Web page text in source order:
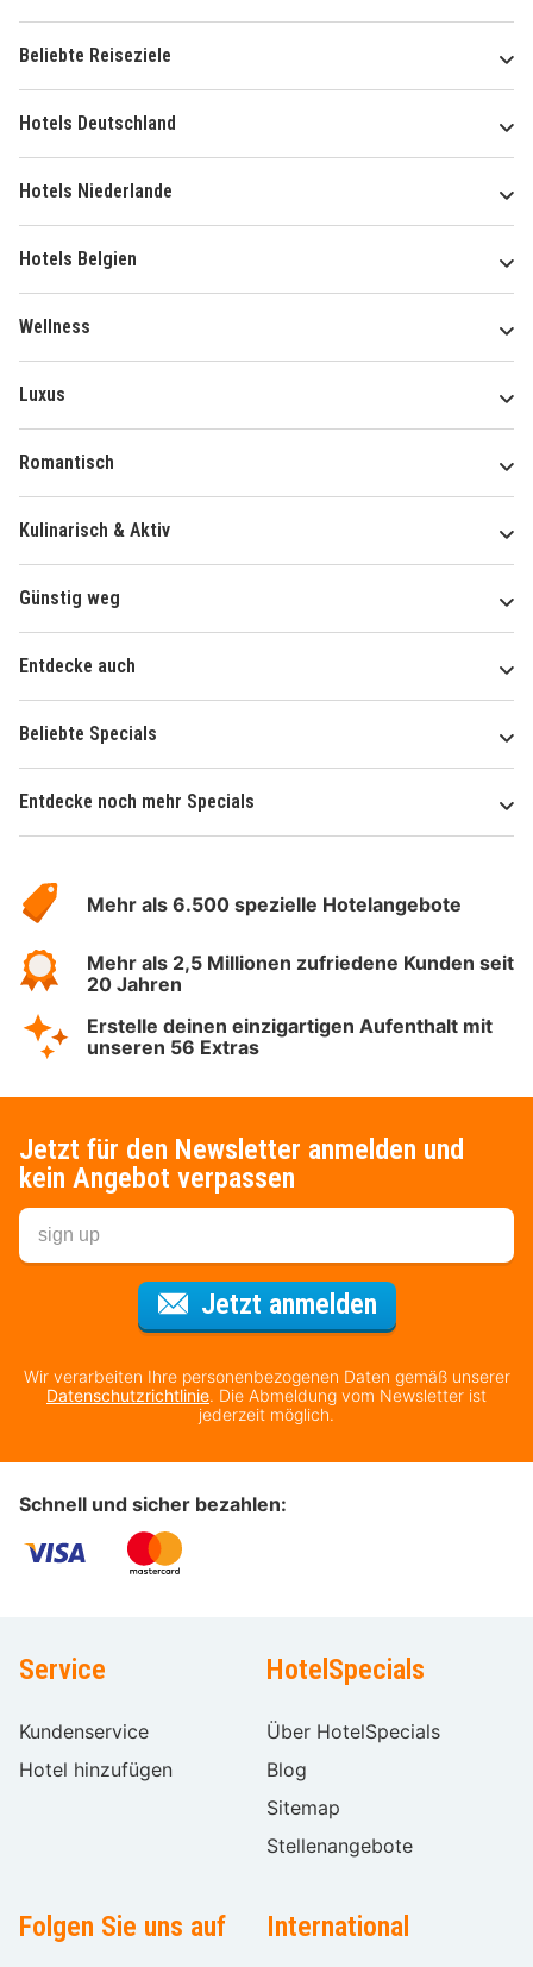
Beliebte Reiseziele
Hotels Deutschland
Hotels Niederlande
Hotels Belgien
Wellness
Luxus
Romantisch
Kulinarisch & Aktiv
Günstig weg
Entdecke auch
Beliebte Specials
Entdecke noch mehr Specials
Hotelspecials
Mehr als 6.500 spezielle Hotelangebote
Mehr als 2,5 Millionen zufriedene Kunden seit
20 Jahren
Erstelle deinen einzigartigen Aufenthalt mit
unseren 56 Extras
Jetzt für den Newsletter anmelden und
kein Angebot verpassen
Jetzt anmeldenFür den
Wir verarbeiten Ihre personenbezogenen Daten gemäß unserer
Datenschutzrichtlinie. Die Abmeldung vom Newsletter ist
jederzeit möglich.
Schnell und sicher bezahlen:
Service
Kundenservice
Hotel hinzufügen
HotelSpecials
Über HotelSpecials
Blog
Sitemap
Stellenangebote
Folgen Sie uns auf International